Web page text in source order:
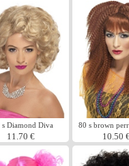
s Diamond Diva
perruque
11.70 €
80 s brown
10.50